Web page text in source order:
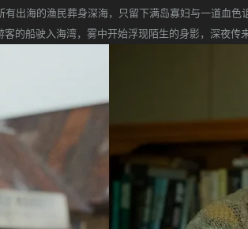
海的渔民葬身深海，只留下满岛寡妇与一道血色
的船驶入海湾，雾中开始浮现陌生的身影，深夜传